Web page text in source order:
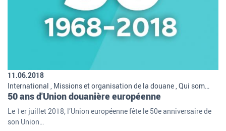
11.06.2018
50 ans d'Union douanière européenne
Le 1er juillet 2018, l’Union européenne fête le 50e anniversaire de
son Union…